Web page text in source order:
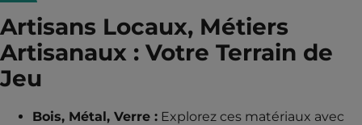
Artisans Locaux, Métiers
Artisanaux : Votre Terrain de
Jeu
Bois, Métal, Verre : Explorez ces matériaux avec